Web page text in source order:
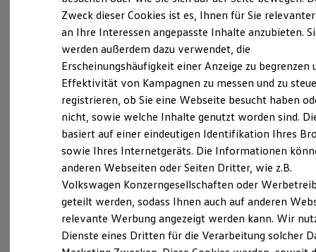
Laden
Laden unterwegs
Laden Zuhause
Ladezeitensimulator
Batterie
Sicherheit
Garantie und Lebensdauer
Nachhaltigkeit
Technologie
Kosten und Kauf
Verbrauchskosten
Kaufoptionen
E-Auto-Förderung
Software und Konnektivität
Die ID. Software 6
ID. Software Versionen und Updates
Digitale Extras
Schnittstellen zu Ihrem ID.
Ganz selbstverständlich.Das
Gebrauchtwagen-
Leistungsversprechen.
Rundum sicher: der 360° Gebrauchtwagen
Bevor ein VolkswagenZertifizierter
Gebrauchtwagenan unsere Kunden
Zweck dieser Cookies ist es, Ihnen für Sie
an Ihre Interessen angepasste Inhalte anzubieten.
werden außerdem dazu verwendet, die
Erscheinungshäufigkeit einer Anzeige zu begrenzen
Effektivität von Kampagnen zu messen und zu
registrieren, ob Sie eine Webseite besucht haben
nicht, sowie welche Inhalte genutzt worden sind.
basiert auf einer eindeutigen Identifikation Ihres
sowie Ihres Internetgeräts. Die Informationen
anderen Webseiten oder Seiten Dritter, wie z.B.
Volkswagen Konzerngesellschaften oder
geteilt werden, sodass Ihnen auch auf anderen
relevante Werbung angezeigt werden kann. Wir
Dienste eines Dritten für die Verarbeitung solcher